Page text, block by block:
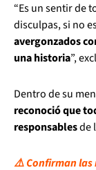
“Es un sentir de
disculpas, si no
avergonzados
una historia”,
Dentro de su
reconoció que
responsablesde
⚠️ Confirman las